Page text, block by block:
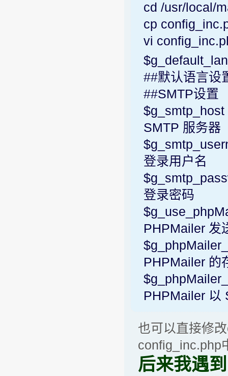
cd /usr/local/
cp
vi
##默认语言设
##SMTP设置
SMTP 服务器
登录用户名
登录密码
PHPMailer 发
PHPMailer 的
PHPMailer 以
也可以直接修
config_inc.php
后来我遇